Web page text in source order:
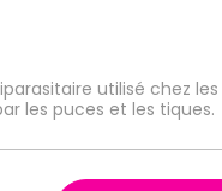
utilisé chez
les puces et les tiques.